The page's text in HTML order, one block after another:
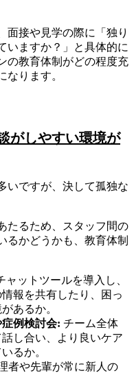
面接や見学の際に「独り
いますか？」と具体的に
の教育体制がどの程度充
なります。
がしやすい環境が
いですが、決して孤独な
たるため、スタッフ間の
るかどうかも、教育体制
ャットツールを導入し、
報を共有したり、困っ
あるか。
症例検討会: チーム全体
し合い、より良いケア
るか。
者や先輩が常に新人の